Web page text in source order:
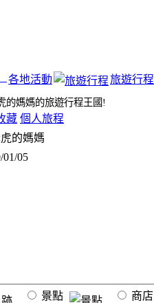
各地活動 旅遊行程
的媽媽的旅遊行程王國!
藏 個人旅程
的媽媽
01/05
景點 商店